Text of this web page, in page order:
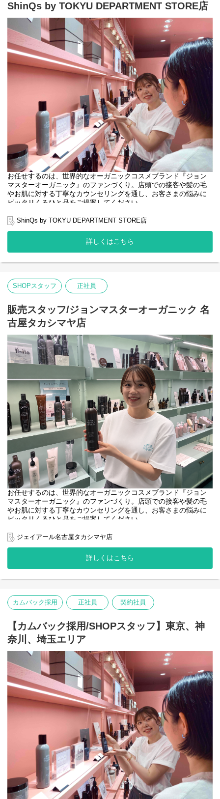
ShinQs by TOKYU DEPARTMENT STORE店
お任せするのは、世界的なオーガニックコスメブランド『ジョン
マスターオーガニック』のファンづくり。店頭での接客や髪の毛
やお肌に対する丁寧なカウンセリングを通し、お客さまの悩みに
ピッタリくるひと品をご提案してください。
＜取扱いブランド＞
[john masters organics]
発により生み出されたスキンケア&ヘアケアのブランドです。
農薬や化学肥料を使わずに栽培され、収穫されたオーガニックで
ナチュラルな原料を使用しています。必要な美容成分を含むハー
ャーで、 ホリスティックな美容効果を追求しています。
ShinQs by TOKYU DEPARTMENT STORE店
詳しくはこちら
SHOPスタッフ 正社員
販売スタッフ/ジョンマスターオーガニック 名
古屋タカシマヤ店
お任せするのは、世界的なオーガニックコスメブランド『ジョン
マスターオーガニック』のファンづくり。店頭での接客や髪の毛
やお肌に対する丁寧なカウンセリングを通し、お客さまの悩みに
ピッタリくるひと品をご提案してください。
＜取扱いブランド＞
[john masters organics]
"ヘアスタイリスト・John Masters"が15年以上の月日をかけた開
発により生み出されたスキンケア&ヘアケアのブランドです。
農薬や化学肥料を使わずに栽培され、収穫されたオーガニックで
ナチュラルな原料を使用しています。必要な美容成分を含むハー
ャーで、 ホリスティックな美容効果を追求しています。
ジェイアール名古屋タカシマヤ店
詳しくはこちら
カムバック採用 正社員 契約社員
【カムバック採用/SHOPスタッフ】東京、神
奈川、埼玉エリア